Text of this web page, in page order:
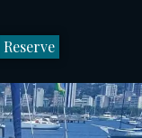
Reserve